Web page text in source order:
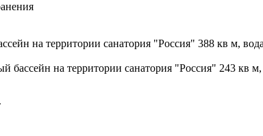
на территории санатория "Россия" 388 кв м, вода
на территории санатория "Россия" 243 кв м,